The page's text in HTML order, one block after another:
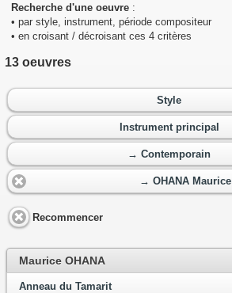
Recherche d'une oeuvre :
• par style, instrument, période compositeur
• en croisant / décroisant ces 4 critères
13 oeuvres
Style
Instrument principal
→ Contemporain
→ OHANA Maurice
Recommencer
Maurice OHANA
Anneau du Tamarit